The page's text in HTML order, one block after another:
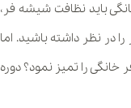
باید نظافت شیشه فر،
در نظر داشته باشید. اما
خانگی را تمیز نمود؟ دوره